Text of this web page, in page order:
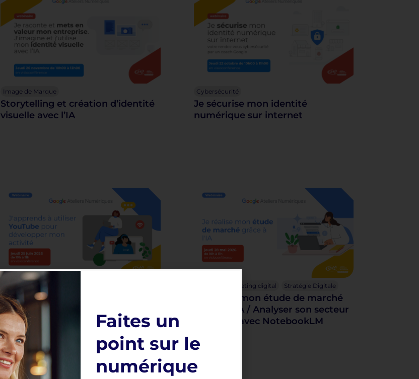
Image de Marque
Storytelling et création d’identité
visuelle avec l’IA
Cybersécurité
Je sécurise mon identité
numérique sur internet
Youtube
J’apprends à utiliser YouTube
pour communiquer sur mon
activité
Marketing digital Stratégie Digitale
Je réalise mon étude de marché
grâce à l’IA / Analyser son secteur
Faites un
point sur le
numérique